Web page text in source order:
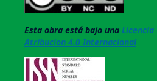
Esta obra está bajo una Licencia
Atribucion 4.0 Internacional